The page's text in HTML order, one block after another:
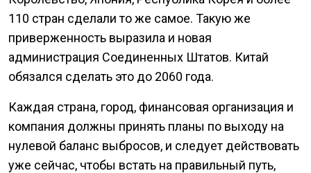
110 стран сделали то же самое. Такую же
приверженность выразила и новая
администрация Соединенных Штатов. Китай
обязался сделать это до 2060 года.
Каждая страна, город, финансовая организация и
компания должны принять планы по выходу на
нулевой баланс выбросов, и следует действовать
уже сейчас, чтобы встать на правильный путь,